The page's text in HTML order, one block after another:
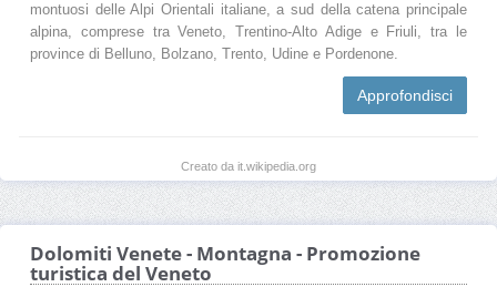
montuosi delle Alpi Orientali italiane, a sud della catena principale
alpina, comprese tra Veneto, Trentino-Alto Adige e Friuli, tra le
province di Belluno, Bolzano, Trento, Udine e Pordenone.
Approfondisci
Creato da it.wikipedia.org
Dolomiti Venete - Montagna - Promozione
turistica del Veneto